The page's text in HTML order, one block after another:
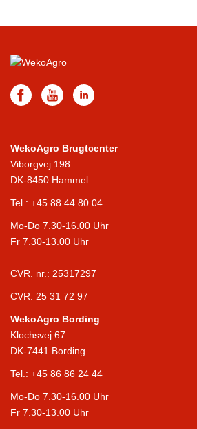
WekoAgro Brugtcenter
Viborgvej 198
DK-8450 Hammel
Tel.: +45 88 44 80 04
Mo-Do 7.30-16.00 Uhr
Fr 7.30-13.00 Uhr
CVR. nr.: 25317297
CVR: 25 31 72 97
WekoAgro Bording
Klochsvej 67
DK-7441 Bording
Tel.: +45 86 86 24 44
Mo-Do 7.30-16.00 Uhr
Fr 7.30-13.00 Uhr